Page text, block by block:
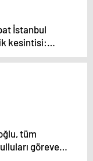
İstanbul
kesintisi:
ilçelerinde
ne zaman
tüm
göreve